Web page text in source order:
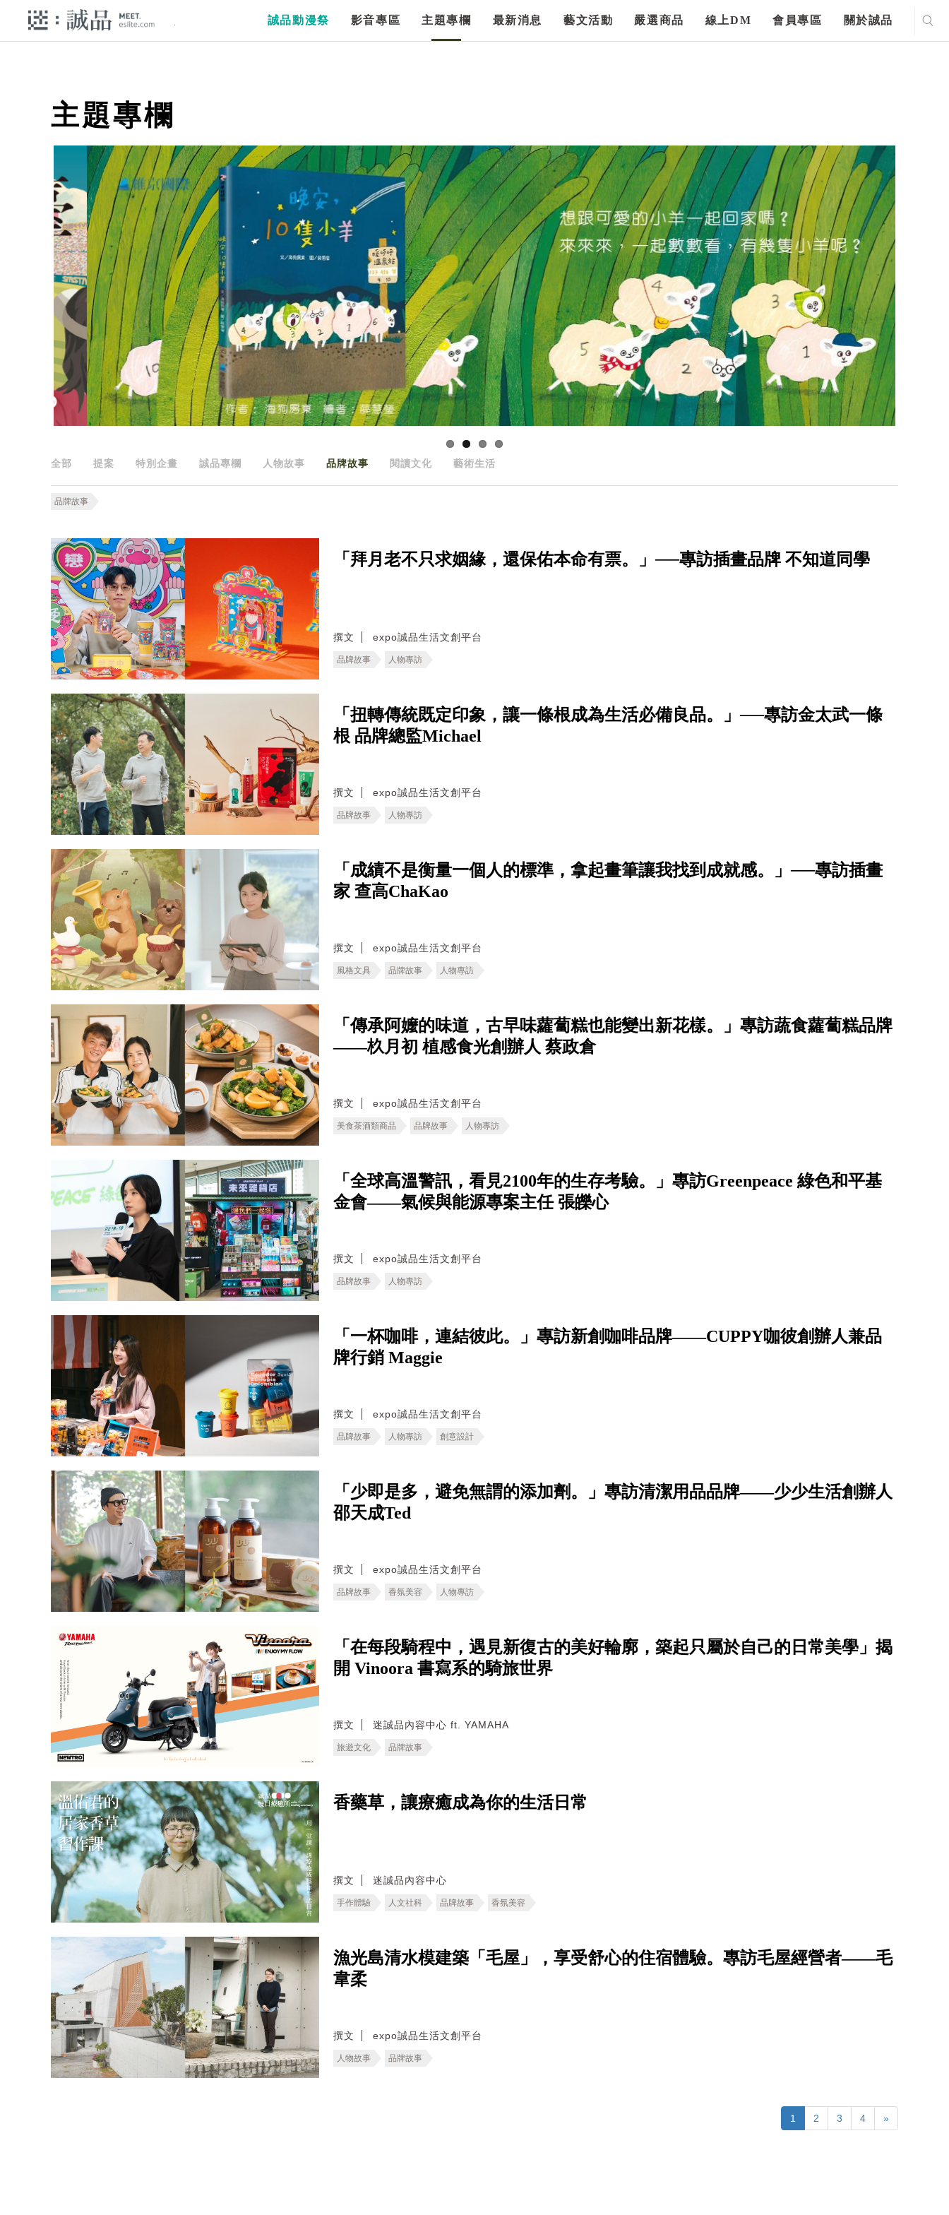
誠品動漫祭 影音專區 主題專欄 最新消息 藝文活動 嚴選商品 線上DM 會員專區 關於誠品
主題專欄
全部 提案 特別企畫 誠品專欄 人物故事 品牌故事 閱讀文化 藝術生活
品牌故事
「拜月老不只求姻緣，還保佑本命有票。」──專訪插畫品牌 不知道同學
撰文 expo誠品生活文創平台
品牌故事 人物專訪
「扭轉傳統既定印象，讓一條根成為生活必備良品。」──專訪金太武一條
根 品牌總監Michael
撰文 expo誠品生活文創平台
品牌故事 人物專訪
「成績不是衡量一個人的標準，拿起畫筆讓我找到成就感。」──專訪插畫
家 查高ChaKao
撰文 expo誠品生活文創平台
風格文具 品牌故事 人物專訪
「傳承阿嬤的味道，古早味蘿蔔糕也能變出新花樣。」專訪蔬食蘿蔔糕品牌
——杦月初 植感食光創辦人 蔡政倉
撰文 expo誠品生活文創平台
美食茶酒類商品 品牌故事 人物專訪
「全球高溫警訊，看見2100年的生存考驗。」專訪Greenpeace 綠色和平基
金會——氣候與能源專案主任 張皪心
撰文 expo誠品生活文創平台
品牌故事 人物專訪
「一杯咖啡，連結彼此。」專訪新創咖啡品牌——CUPPY咖彼創辦人兼品
牌行銷 Maggie
撰文 expo誠品生活文創平台
品牌故事 人物專訪 創意設計
「少即是多，避免無謂的添加劑。」專訪清潔用品品牌——少少生活創辦人
邵天成Ted
撰文 expo誠品生活文創平台
品牌故事 香氛美容 人物專訪
「在每段騎程中，遇見新復古的美好輪廓，築起只屬於自己的日常美學」揭
開 Vinoora 書寫系的騎旅世界
撰文 迷誠品內容中心 ft. YAMAHA
旅遊文化 品牌故事
香藥草，讓療癒成為你的生活日常
撰文 迷誠品內容中心
手作體驗 人文社科 品牌故事 香氛美容
漁光島清水模建築「毛屋」，享受舒心的住宿體驗。專訪毛屋經營者——毛
韋柔
撰文 expo誠品生活文創平台
人物故事 品牌故事
1 2 3 4 »